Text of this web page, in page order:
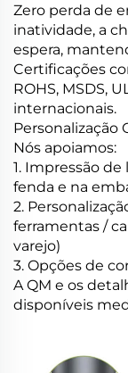
Zero perda de
inatividade, a
espera,
Certificações
ROHS, MSDS,
internacionais.
Personalização
Nós apoiamos:
1. Impressão
fenda e na
2.
ferramentas /
varejo)
3. Opções de
A QM e os
disponíveis